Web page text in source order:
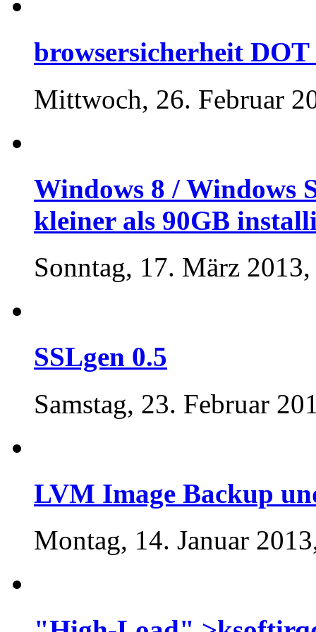
browsersicherheit
Mittwoch, 26. Februar
Windows 8 / Windows
kleiner als 90GB
Sonntag, 17. März
SSLgen 0.5
Samstag, 23. Februar
LVM Image Backup
Montag, 14. Januar